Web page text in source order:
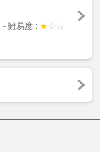
- 難易度 : ★ ☆ ☆